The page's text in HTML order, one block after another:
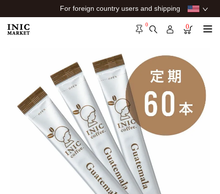
For foreign country users and shipping
0 0